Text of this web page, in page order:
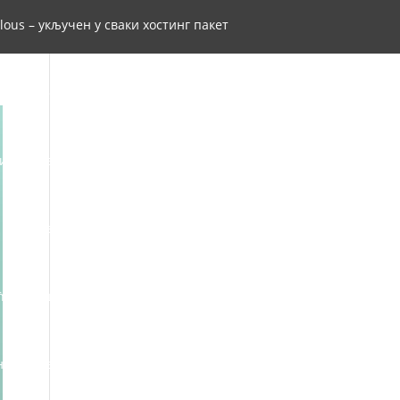
– укључен у сваки хостинг пакет
weba, ризница знања и буги вуги
правила регистрације RS домена
Треба вам веб хостинг и домен?